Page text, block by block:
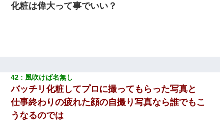
真似された。泣きながら夫に話すと一年後に…
中途採用のAが部長から呼び出された。Aはヘラヘラと部屋に入っ
ていき、1時間後に号泣しながら出てきて…
クラスで一人無口で誰とも話さない男子がいた。→修学旅行に来
なかったその男子に女子達がお土産を渡した。5分後…
化粧は偉大って事でいい？
42 風吹けば名無し
バッチリ化粧してプロに撮ってもらった写真と
仕事終わりの疲れた顔の自撮り写真なら誰でもこ
うなるのでは